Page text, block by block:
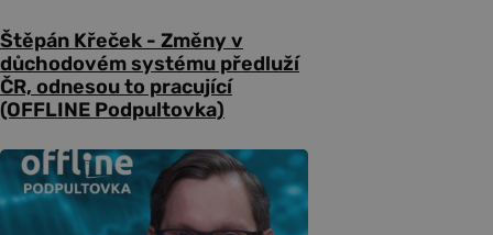
Štěpán Křeček - Změny v
důchodovém systému předluží
ČR, odnesou to pracující
(OFFLINE Podpultovka)